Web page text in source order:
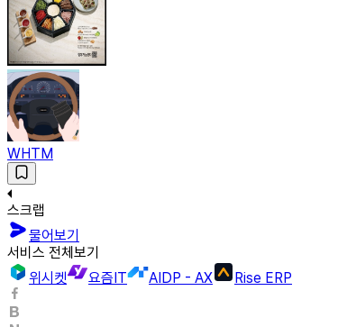
WHTM
스크랩
물어보기
서비스 전체보기
위시켓
요즘IT AIDP - AX Rise ERP